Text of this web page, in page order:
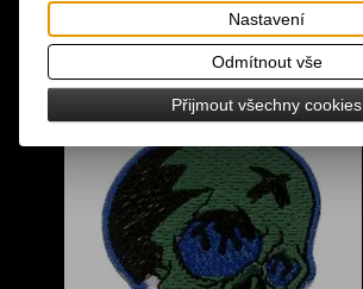
Nastavení
Odmítnout vše
Přijmout všechny cookies